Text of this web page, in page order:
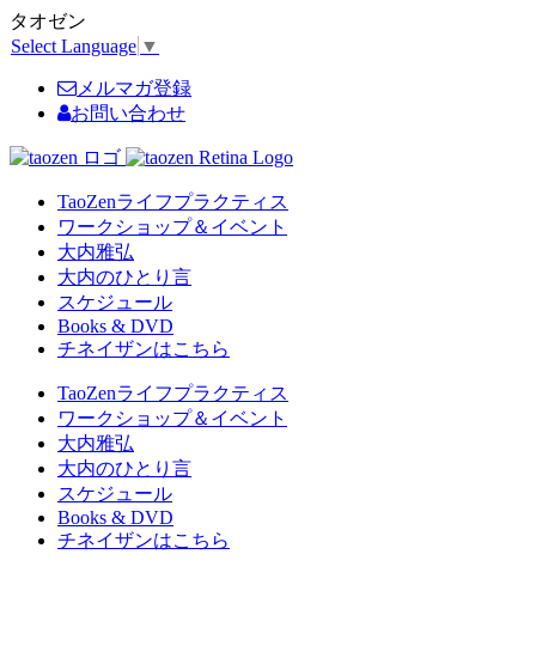
タオゼン
Select Language ▼
メルマガ登録
お問い合わせ
TaoZenライフプラクティス
ワークショップ＆イベント
大内雅弘
大内のひとり言
スケジュール
Books & DVD
チネイザンはこちら
TaoZenライフプラクティス
ワークショップ＆イベント
大内雅弘
大内のひとり言
スケジュール
Books & DVD
チネイザンはこちら